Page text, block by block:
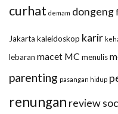
curhat demam dongeng
Jakarta kaleidoskop karir
lebaran macet MC menulis
parenting pasangan hidup
renungan review